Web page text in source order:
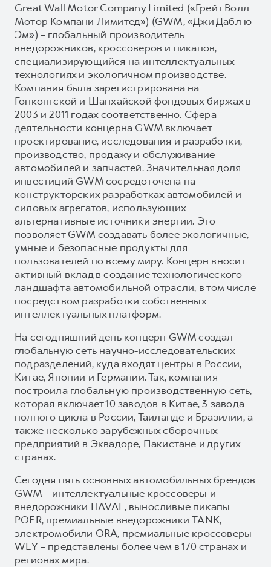
Great Wall Motor Company Limited («Грейт Волл
Мотор Компани Лимитед») (GWM, «Джи Дабл ю
Эм») – глобальный производитель
внедорожников, кроссоверов и пикапов,
специализирующийся на интеллектуальных
технологиях и экологичном производстве.
Компания была зарегистрирована на
Гонконгской и Шанхайской фондовых биржах в
2003 и 2011 годах соответственно. Сфера
деятельности концерна GWM включает
проектирование, исследования и разработки,
производство, продажу и обслуживание
автомобилей и запчастей. Значительная доля
инвестиций GWM сосредоточена на
конструкторских разработках автомобилей и
силовых агрегатов, использующих
альтернативные источники энергии. Это
позволяет GWM создавать более экологичные,
умные и безопасные продукты для
пользователей по всему миру. Концерн вносит
активный вклад в создание технологического
ландшафта автомобильной отрасли, в том числе
посредством разработки собственных
интеллектуальных платформ.
На сегодняшний день концерн GWM создал
глобальную сеть научно-исследовательских
подразделений, куда входят центры в России,
Китае, Японии и Германии. Так, компания
построила глобальную производственную сеть,
которая включает 10 заводов в Китае, 3 завода
полного цикла в России, Таиланде и Бразилии, а
также несколько зарубежных сборочных
предприятий в Эквадоре, Пакистане и других
странах.
Сегодня пять основных автомобильных брендов
GWM – интеллектуальные кроссоверы и
внедорожники HAVAL, выносливые пикапы
POER, премиальные внедорожники TANK,
электромобили ORA, премиальные кроссоверы
WEY – представлены более чем в 170 странах и
регионах мира.